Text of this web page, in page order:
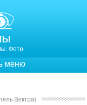
Фото
меню
Вектра)